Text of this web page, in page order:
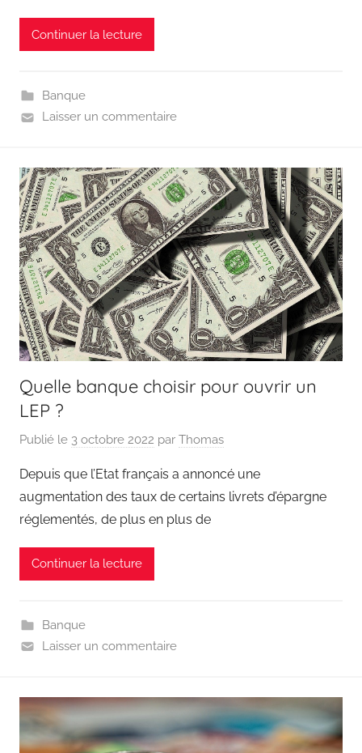
Continuer la lecture
Banque
Laisser un commentaire
Quelle banque choisir pour ouvrir un
LEP ?
Publié le 3 octobre 2022 par Thomas
Depuis que l’Etat français a annoncé une
augmentation des taux de certains livrets d’épargne
réglementés, de plus en plus de
Continuer la lecture
Banque
Laisser un commentaire